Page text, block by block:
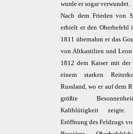
wurde er sogar verwundet.
Nach dem Frieden von
erhielt er den Oberbefehl
1811 übernahm er das
von Altkastilien und
1812 dem Kaiser mit der
einem starken
Russland, wo er auf dem
größte
Kaltblütigkeit
Eröffnung des Feldzugs